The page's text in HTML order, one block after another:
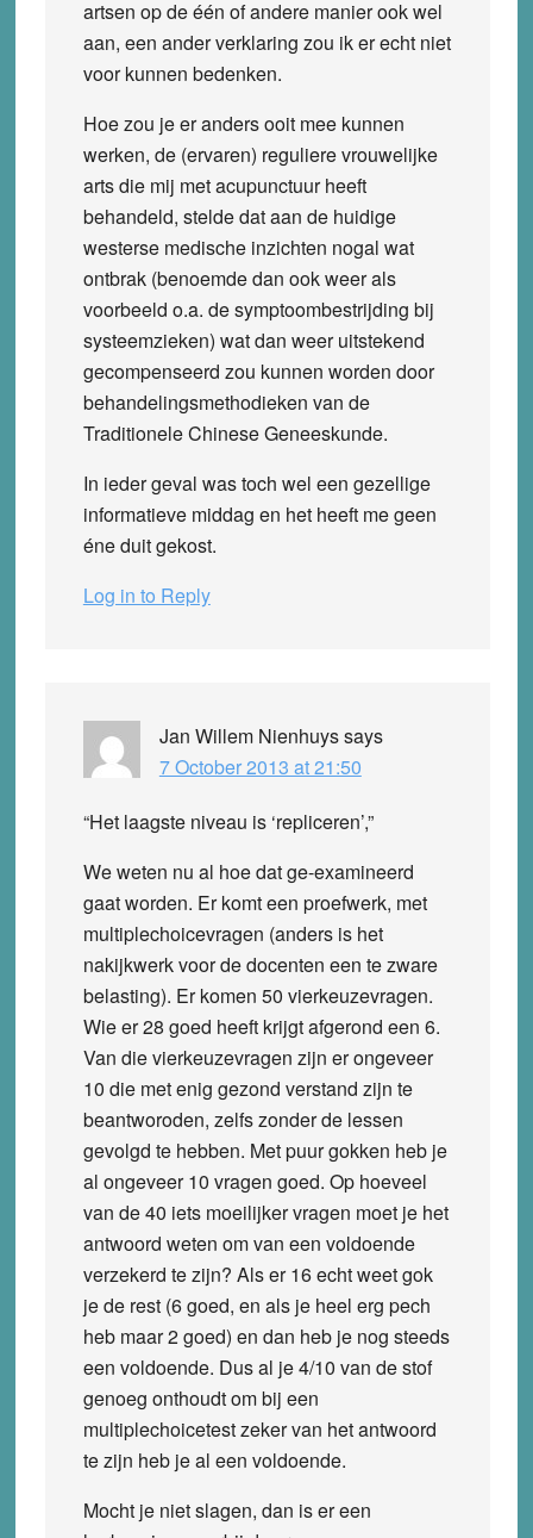
artsen op de één of andere manier ook wel
aan, een ander verklaring zou ik er echt niet
voor kunnen bedenken.
Hoe zou je er anders ooit mee kunnen
werken, de (ervaren) reguliere vrouwelijke
arts die mij met acupunctuur heeft
behandeld, stelde dat aan de huidige
westerse medische inzichten nogal wat
ontbrak (benoemde dan ook weer als
voorbeeld o.a. de symptoombestrijding bij
systeemzieken) wat dan weer uitstekend
gecompenseerd zou kunnen worden door
behandelingsmethodieken van de
Traditionele Chinese Geneeskunde.
In ieder geval was toch wel een gezellige
informatieve middag en het heeft me geen
éne duit gekost.
Log in to Reply
Jan Willem Nienhuyssays
7 October 2013 at 21:50
“Het laagste niveau is ‘repliceren’,”
We weten nu al hoe dat ge-examineerd
gaat worden. Er komt een proefwerk, met
multiplechoicevragen (anders is het
nakijkwerk voor de docenten een te zware
belasting). Er komen 50 vierkeuzevragen.
Wie er 28 goed heeft krijgt afgerond een 6.
Van die vierkeuzevragen zijn er ongeveer
10 die met enig gezond verstand zijn te
beantworoden, zelfs zonder de lessen
gevolgd te hebben. Met puur gokken heb je
al ongeveer 10 vragen goed. Op hoeveel
van de 40 iets moeilijker vragen moet je het
antwoord weten om van een voldoende
verzekerd te zijn? Als er 16 echt weet gok
je de rest (6 goed, en als je heel erg pech
heb maar 2 goed) en dan heb je nog steeds
een voldoende. Dus al je 4/10 van de stof
genoeg onthoudt om bij een
multiplechoicetest zeker van het antwoord
te zijn heb je al een voldoende.
Mocht je niet slagen, dan is er een